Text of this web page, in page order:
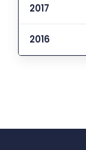
2017
2016